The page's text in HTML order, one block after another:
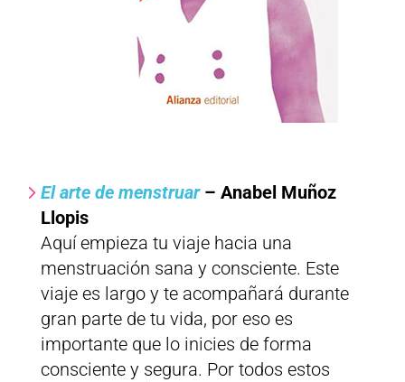
El arte de menstruar– Anabel Muñoz
Llopis
Aquí empieza tu viaje hacia una
menstruación sana y consciente. Este
viaje es largo y te acompañará durante
gran parte de tu vida, por eso es
importante que lo inicies de forma
consciente y segura. Por todos estos